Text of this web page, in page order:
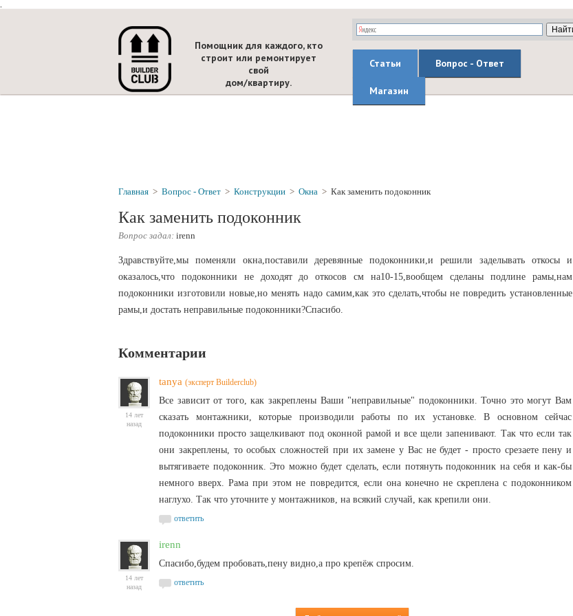
.
Помощник для каждого, кто
строит или ремонтирует
свой
дом/квартиру.
Статьи Вопрос - Ответ
Магазин
Главная > Вопрос - Ответ > Конструкции > Окна > Как заменить подоконник
Как заменить подоконник
Вопрос задал: irenn
Здравствуйте,мы поменяли окна,поставили деревянные подоконники,и решили заделывать откосы и
оказалось,что подоконники не доходят до откосов см на10-15,вообщем сделаны подлине рамы,нам
подоконники изготовили новые,но менять надо самим,как это сделать,чтобы не повредить установленные
рамы,и достать неправильные подоконники?Спасибо.
Комментарии
14 лет
назад
tanya (эксперт Builderclub)
Все зависит от того, как закреплены Ваши "неправильные" подоконники. Точно это могут Вам
сказать монтажники, которые производили работы по их установке. В основном сейчас
подоконники просто защелкивают под оконной рамой и все щели запенивают. Так что если так
они закреплены, то особых сложностей при их замене у Вас не будет - просто срезаете пену и
вытягиваете подоконник. Это можно будет сделать, если потянуть подоконник на себя и как-бы
немного вверх. Рама при этом не повредится, если она конечно не скреплена с подоконником
наглухо. Так что уточните у монтажников, на всякий случай, как крепили они.
ответить
14 лет
назад
irenn
Спасибо,будем пробовать,пену видно,а про крепёж спросим.
ответить